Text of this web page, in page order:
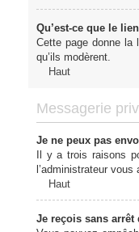
Qu’est-ce que le
Cette page donne la
qu’ils modèrent.
Haut
Messagerie
Je ne peux pas
Il y a trois raisons
l’administrateur
Haut
Je reçois sans arrêt